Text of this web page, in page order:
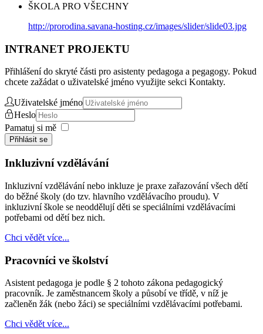
ŠKOLA PRO VŠECHNY
http://prorodina.savana-hosting.cz/images/slider/slide03.jpg
INTRANET PROJEKTU
Přihlášení do skryté části pro asistenty pedagoga a pegagogy. Pokud
chcete zažádat o uživatelské jméno využijte sekci Kontakty.
Uživatelské jméno
Heslo
Pamatuj si mě
Přihlásit se
Inkluzivní vzdělávání
Inkluzivní vzdělávání nebo inkluze je praxe zařazování všech dětí
do běžné školy (do tzv. hlavního vzdělávacího proudu). V
inkluzivní škole se neoddělují děti se speciálními vzdělávacími
potřebami od dětí bez nich.
Chci vědět více...
Pracovníci ve školství
Asistent pedagoga je podle § 2 tohoto zákona pedagogický
pracovník. Je zaměstnancem školy a působí ve třídě, v níž je
začleněn žák (nebo žáci) se speciálními vzdělávacími potřebami.
Chci vědět více...